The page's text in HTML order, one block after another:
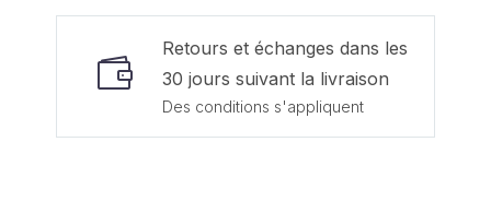
Retours et échanges dans les
30 jours suivant la livraison
Des conditions s'appliquent